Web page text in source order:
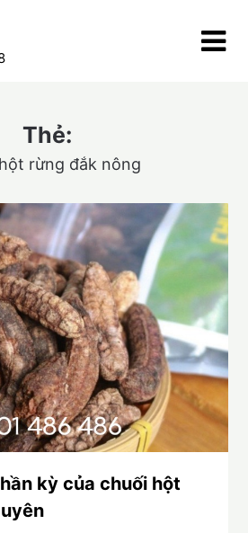
Thẻ:
rừng đắk nông
kỳ của chuối hột